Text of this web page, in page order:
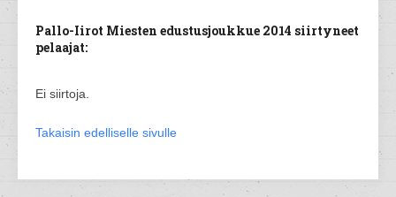
Pallo-Iirot Miesten edustusjoukkue 2014 siirtyneet
pelaajat:
Ei siirtoja.
Takaisin edelliselle sivulle